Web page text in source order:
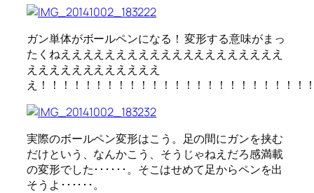
ガン単体がボールペンになる！ 変形する意味がまっ
たくねええええええええええええええええええええ
ええええええええええええ
え！！！！！！！！！！！！！！！！！！！！！！！！
実際のボールペン変形はこう。足の間にガンを挟む
だけという、なんかこう、そうじゃねえだろ感満載
の変形でした･･････。そこはせめて足からペンを出
そうよ･･････。